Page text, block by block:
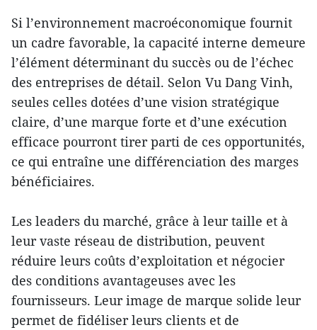
Si l’environnement macroéconomique fournit
un cadre favorable, la capacité interne demeure
l’élément déterminant du succès ou de l’échec
des entreprises de détail. Selon Vu Dang Vinh,
seules celles dotées d’une vision stratégique
claire, d’une marque forte et d’une exécution
efficace pourront tirer parti de ces opportunités,
ce qui entraîne une différenciation des marges
bénéficiaires.
Les leaders du marché, grâce à leur taille et à
leur vaste réseau de distribution, peuvent
réduire leurs coûts d’exploitation et négocier
des conditions avantageuses avec les
fournisseurs. Leur image de marque solide leur
permet de fidéliser leurs clients et de